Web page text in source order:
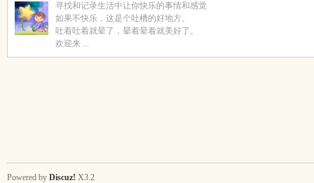
声
寻找和记录生活中让你快乐的事情和感觉
如果不快乐，这是个吐槽的好地方。
吐着吐着就晕了，晕着晕着就美好了。
欢迎来 ...
Powered by Discuz! X3.2